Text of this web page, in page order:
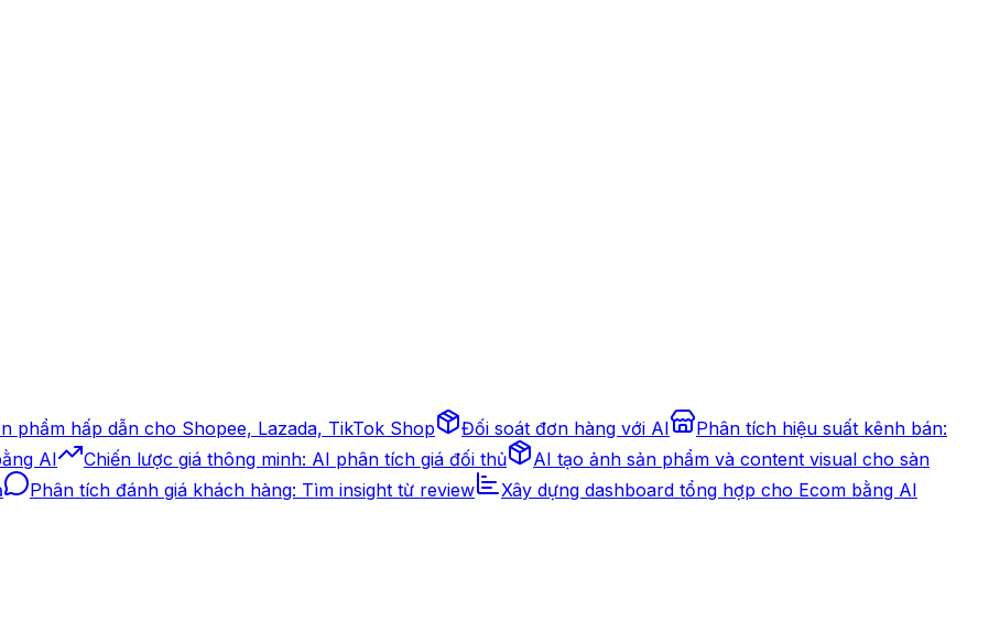
phẩm hấp dẫn cho Shopee, Lazada, TikTok Shop Đối soát đơn hàng với AI
Phân tích hiệu suất kênh bán:
AI Chiến lược giá thông minh: AI phân tích giá đối thủ
AI tạo ảnh sản phẩm và content visual cho sàn
Phân tích đánh giá khách hàng: Tìm insight từ review Xây dựng dashboard tổng hợp cho Ecom bằng AI